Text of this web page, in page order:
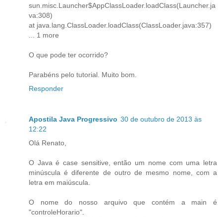
sun.misc.Launcher$AppClassLoader.loadClass(Launcher.ja
va:308)
at java.lang.ClassLoader.loadClass(ClassLoader.java:357)
... 1 more
O que pode ter ocorrido?
Parabéns pelo tutorial. Muito bom.
Responder
Apostila Java Progressivo 30 de outubro de 2013 às
12:22
Olá Renato,
O Java é case sensitive, então um nome com uma letra
minúscula é diferente de outro de mesmo nome, com a
letra em maiúscula.
O nome do nosso arquivo que contém a main é
"controleHorario".